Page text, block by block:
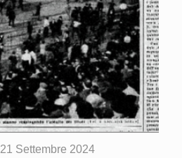
21 Settembre 2024